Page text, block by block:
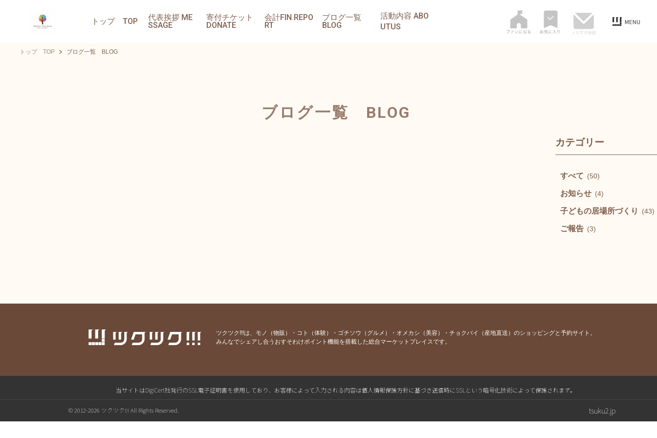
トップ TOP
代表挨拶 ME
SSAGE
寄付チケット
DONATE
会計FIN.REPO
RT
ブログ一覧
BLOG
活動内容 ABO
UTUS
トップ TOP ブログ一覧 BLOG
ブログ一覧 BLOG
カテゴリー
すべて (50)
お知らせ (4)
子どもの居場所づくり (43)
ご報告 (3)
ツクツク!!!は、モノ（物販）・コト（体験）・ゴチソウ（グルメ）・オメカシ（美容）・チョクバイ（産地直送）のショッピングと予約サイト。
みんなでシェアし合うおすそわけポイント機能を搭載した総合マーケットプレイスです。
当サイトはDigiCert社発行のSSL電子証明書を使用しており、お客様によって入力される内容は個人情報保護方針に基づき送信時にSSLという暗号化技術によって保護されます。
© 2012-2026 ツクツク!!! All Rights Reserved. tsuku2.jp